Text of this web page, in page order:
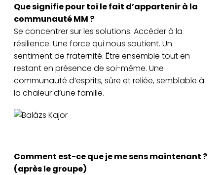
Que signifie pour toi le fait d’appartenir à la
communauté MM ?
Se concentrer sur les solutions. Accéder à la
résilience. Une force qui nous soutient. Un
sentiment de fraternité. Être ensemble tout en
restant en présence de soi-même. Une
communauté d’esprits, sûre et reliée, semblable à
la chaleur d’une famille.
Comment est-ce que je me sens maintenant ?
(après le groupe)